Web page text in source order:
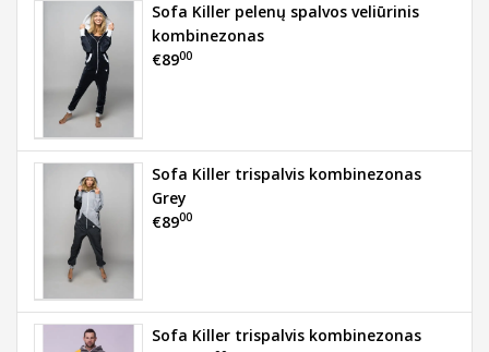
Sofa Killer pelenų spalvos veliūrinis
kombinezonas
€8900
Sofa Killer trispalvis kombinezonas
Grey
€8900
Sofa Killer trispalvis kombinezonas